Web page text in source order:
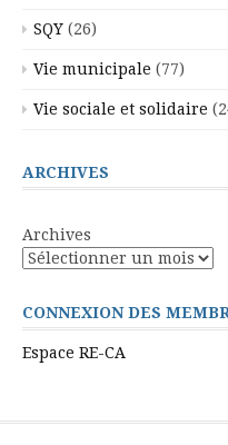
SQY (26)
Vie municipale (77)
Vie sociale et solidaire
ARCHIVES
Archives
CONNEXION DES
Espace RE-CA